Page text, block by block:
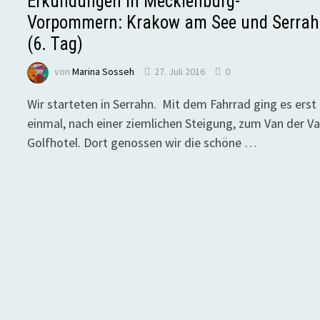
Vorpommern: Krakow am See und
(6. Tag)
vonMarina Sosseh 27. Juli 2016 0
Wir starteten in Serrahn. Mit dem Fahrrad ging es erst
einmal, nach einer ziemlichen Steigung, zum Van der
Golfhotel. Dort genossen wir die schöne …